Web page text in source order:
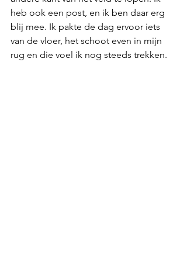
heb ook een post, en ik ben daar erg
blij mee. Ik pakte de dag ervoor iets
van de vloer, het schoot even in mijn
rug en die voel ik nog steeds trekken.